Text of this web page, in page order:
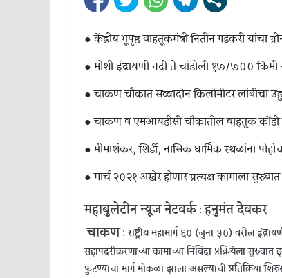
● केंद्रीय भूपृष्ठ वाहतूकमंत्री नितीन गडकरी यांचा
● मोशी इंद्रायणी नदी ते चांडोली १७/७०० किमी
● चाकण चौकात सव्वादोन किलोमीटर लांबीचा
● चाकण व एमआयडीसी चौकातील वाहतूक कोंडी
● भीमाशंकर, शिर्डी, नासिक धार्मिक स्थळांना
● मार्च २०२१ अखेर होणार प्रत्यक्ष कामाला सुरुवात
महाबुलेटीन न्यूज नेटवर्क:हनुमंत देेेवकर
चाकण: राष्ट्रीय महामार्ग ६० (जुना ५०) वरील
सहापदरीकरणाच्या कामाच्या निविदा प्रक्रियेला
फुटण्याचा मार्ग मोकळा झाला असल्याची प्रतिक्रिया